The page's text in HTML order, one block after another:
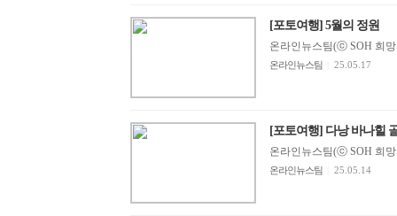
[포토여행] 5월의 정원
온라인뉴스팀(ⓒ SOH 희망
온라인뉴스팀 25.05.17
[포토여행] 다낭 바나힐
온라인뉴스팀(ⓒ SOH 희망
온라인뉴스팀 25.05.14